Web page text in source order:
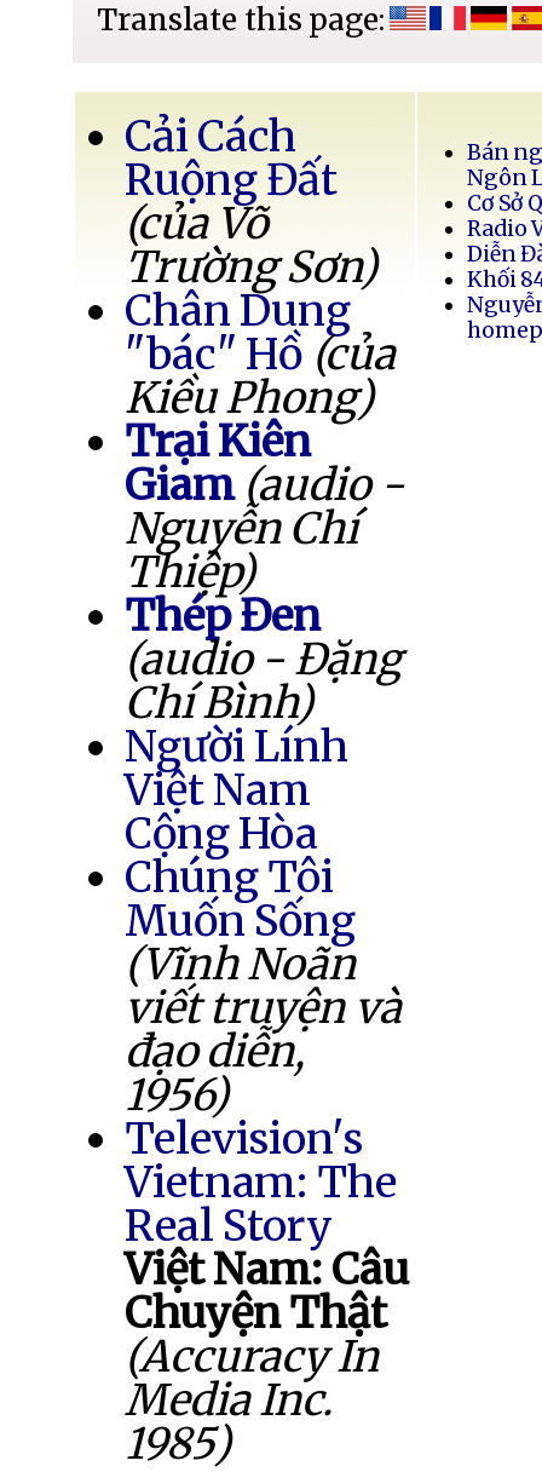
Translate this page:
Cải Cách
Ruộng Đất
(của Võ
Trường Sơn)
Chân Dung
"bác" Hồ (của
Kiều Phong)
Trại Kiên
Giam (audio -
Nguyễn Chí
Thiệp)
Thép Đen
(audio - Đặng
Chí Bình)
Người Lính
Việt Nam
Cộng Hòa
Chúng Tôi
Muốn Sống
(Vĩnh Noãn
viết truyện và
đạo diễn,
1956)
Television's
Vietnam: The
Real Story
Việt Nam: Câu
Chuyện Thật
(Accuracy In
Media Inc.
1985)
Bán
Ngôn
Cơ Sở
Radio
Diễn
Khối